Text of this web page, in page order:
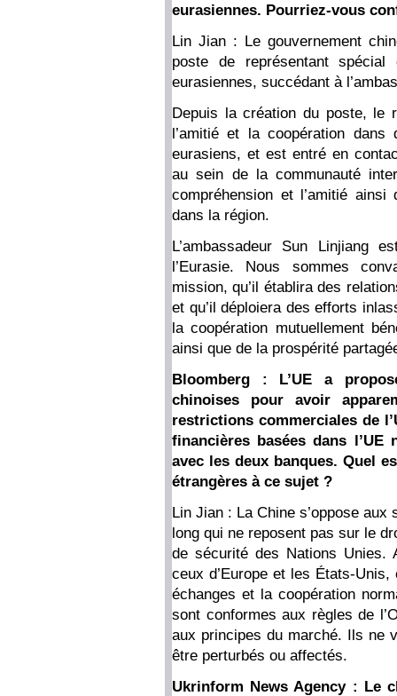
eurasiennes. Pourriez-vous
Lin Jian : Le gouvernement
poste de représentant
eurasiennes, succédant à
Depuis la création du poste, le
l’amitié et la coopération
eurasiens, et est entré en
au sein de la communauté
compréhension et l’amitié
dans la région.
L’ambassadeur Sun Linjiang
l’Eurasie. Nous sommes
mission, qu’il établira des
et qu’il déploiera des efforts
la coopération mutuellement
ainsi que de la prospérité
Bloomberg : L’UE a
chinoises pour avoir
restrictions commerciales de
financières basées dans
avec les deux banques. Quel
étrangères à ce sujet ?
Lin Jian : La Chine s’oppose
long qui ne reposent pas sur le
de sécurité des Nations Unies.
ceux d’Europe et les États-
échanges et la coopération
sont conformes aux règles de
aux principes du marché. Ils ne
être perturbés ou affectés.
Ukrinform News Agency : Le